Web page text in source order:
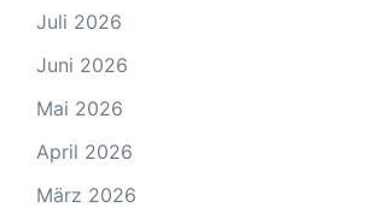
Juli 2026
Juni 2026
Mai 2026
April 2026
März 2026